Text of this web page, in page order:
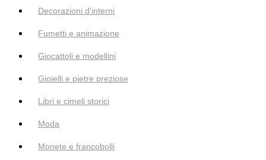
Decorazioni d'interni
Fumetti e animazione
Giocattoli e modellini
Gioielli e pietre preziose
Libri e cimeli storici
Moda
Monete e francobolli